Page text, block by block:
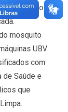
tendo como
mosquito
UBV
com
Saúde e
que